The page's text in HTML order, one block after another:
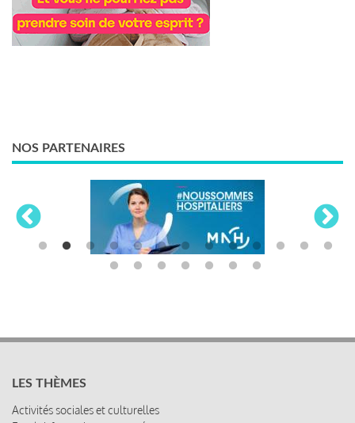
NOS PARTENAIRES
LES THÈMES
Activités sociales et culturelles